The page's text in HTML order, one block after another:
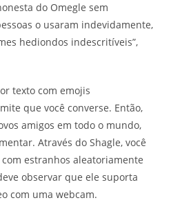
do Omegle sem
o usaram indevidamente,
hediondos indescritíveis”,
texto com emojis
que você converse. Então,
amigos em todo o mundo,
Através do Shagle, você
estranhos aleatoriamente
observar que ele suporta
com uma webcam.